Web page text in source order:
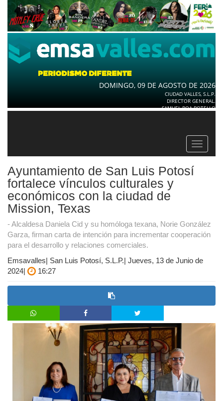
DOMINGO, 09 DE AGOSTO DE 2026
CIUDAD VALLES, S.L.P.
DIRECTOR GENERAL.
SAMUEL ROA BOTELLO
Toggle
Ayuntamiento de San Luis Potosí
fortalece vínculos culturales y
económicos con la ciudad de
Mission, Texas
- Alcaldesa Daniela Cid y su homóloga texana, Norie González
Garza, firman carta de intención para incrementar cooperación
para el desarrollo y relaciones comerciales.
Emsavalles| San Luis Potosí, S.L.P.| Jueves, 13 de Junio de
2024|
16:27